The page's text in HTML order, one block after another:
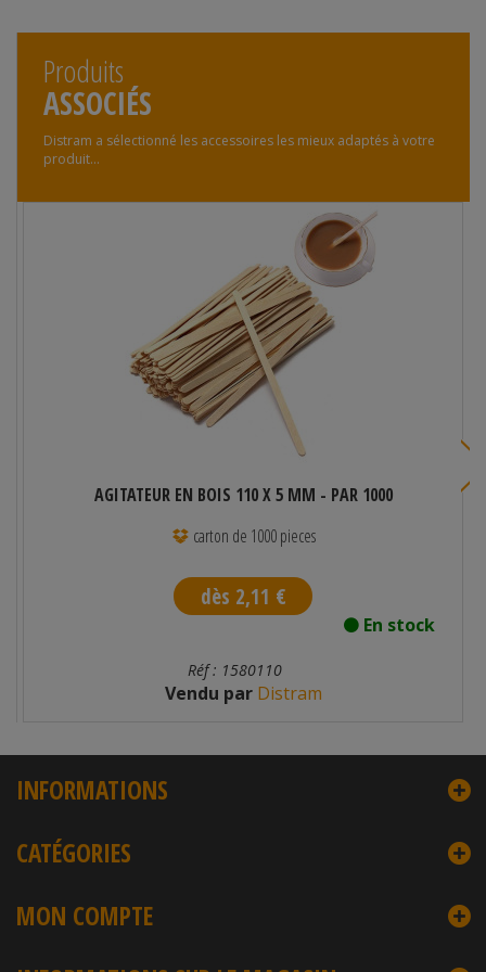
Produits
ASSOCIÉS
Distram a sélectionné les accessoires les mieux adaptés à votre
produit...
AGITATEUR EN BOIS 110 X 5 MM - PAR 1000
carton de 1000 pieces
dès 2,11 €
En stock
Réf : 1580110
Vendu parDistram
INFORMATIONS
CATÉGORIES
MON COMPTE